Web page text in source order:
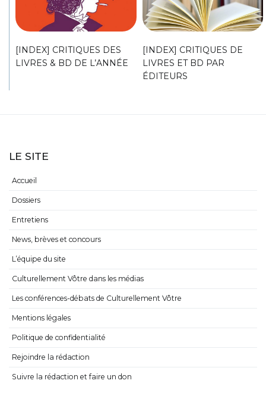
[INDEX] CRITIQUES DES
LIVRES & BD DE L’ANNÉE
[INDEX] CRITIQUES DE
LIVRES ET BD PAR
ÉDITEURS
LE SITE
Accueil
Dossiers
Entretiens
News, brèves et concours
L’équipe du site
Culturellement Vôtre dans les médias
Les conférences-débats de Culturellement Vôtre
Mentions légales
Politique de confidentialité
Rejoindre la rédaction
Suivre la rédaction et faire un don